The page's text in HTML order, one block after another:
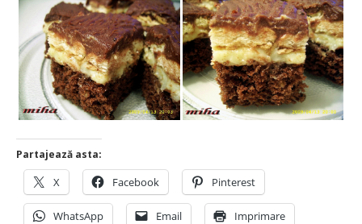
Partajează asta:
X Facebook Pinterest
WhatsApp Email Imprimare